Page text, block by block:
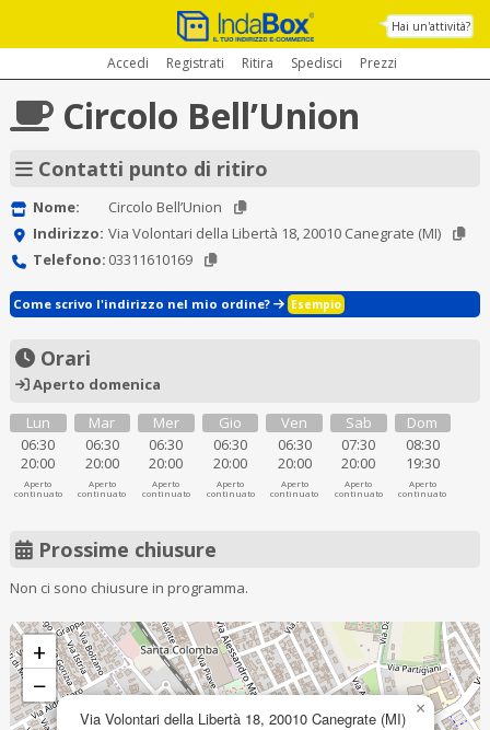
Hai un'attività?
Accedi Registrati Ritira Spedisci Prezzi
Circolo Bell’Union
Contatti punto di ritiro
Nome:
Circolo Bell’Union
Indirizzo: Via Volontari della Libertà 18, 20010 Canegrate (MI)
Telefono: 03311610169
Come scrivo l'indirizzo nel mio ordine? Esempio
Orari
Aperto domenica
Lun
06:30
20:00
Aperto
continuato
Mar
06:30
20:00
Aperto
continuato
Mer
06:30
20:00
Aperto
continuato
Gio
06:30
20:00
Aperto
continuato
Ven
06:30
20:00
Aperto
continuato
Sab
07:30
20:00
Aperto
continuato
Dom
08:30
19:30
Aperto
continuato
Prossime chiusure
Non ci sono chiusure in programma.
Via Volontari della Libertà 18, 20010 Canegrate (MI) ×
+
−